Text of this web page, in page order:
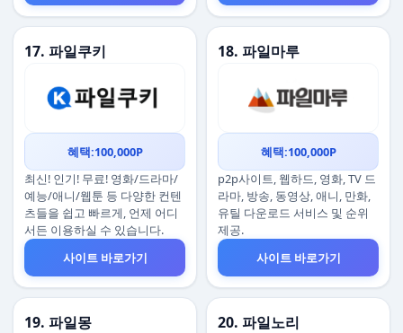
17. 파일쿠키
혜택:100,000P
최신! 인기! 무료! 영화/드라마/
예능/애니/웹툰 등 다양한 컨텐
츠들을 쉽고 빠르게, 언제 어디
서든 이용하실 수 있습니다.
사이트 바로가기
18. 파일마루
혜택:100,000P
p2p사이트, 웹하드, 영화, TV 드
라마, 방송, 동영상, 애니, 만화,
유틸 다운로드 서비스 및 순위
제공.
사이트 바로가기
19. 파일몽 20. 파일노리